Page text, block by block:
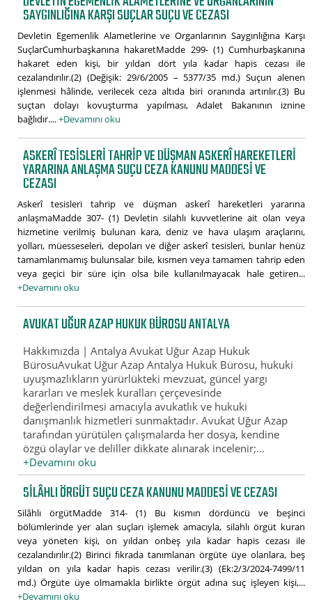
SAYGINLIĞINA KARŞI SUÇLAR SUÇU VE CEZASI
Devletin Egemenlik Alametlerine ve Organlarının Saygınlığına Karşı
SuçlarCumhurbaşkanına hakaretMadde 299- (1) Cumhurbaşkanına
hakaret eden kişi, bir yıldan dört yıla kadar hapis cezası ile
cezalandırılır.(2) (Değişik: 29/6/2005 – 5377/35 md.) Suçun alenen
işlenmesi hâlinde, verilecek ceza altıda biri oranında artırılır.(3) Bu
suçtan dolayı kovuşturma yapılması, Adalet Bakanının iznine
bağlıdır....+Devamını oku
ASKERÎ TESISLERI TAHRIP VE DÜŞMAN ASKERÎ HAREKETLERI
YARARINA ANLAŞMA SUÇU CEZA KANUNU MADDESI VE
CEZASI
Askerî tesisleri tahrip ve düşman askerî hareketleri yararına
anlaşmaMadde 307- (1) Devletin silahlı kuvvetlerine ait olan veya
hizmetine verilmiş bulunan kara, deniz ve hava ulaşım araçlarını,
yolları, müesseseleri, depoları ve diğer askerî tesisleri, bunlar henüz
tamamlanmamış bulunsalar bile, kısmen veya tamamen tahrip eden
veya geçici bir süre için olsa bile kullanılmayacak hale getiren...
+Devamını oku
AVUKAT UĞUR AZAP HUKUK BÜROSU ANTALYA
Hakkımızda | Antalya Avukat Uğur Azap Hukuk
BürosuAvukat Uğur Azap Antalya Hukuk Bürosu, hukuki
uyuşmazlıkların yürürlükteki mevzuat, güncel yargı
kararları ve meslek kuralları çerçevesinde
değerlendirilmesi amacıyla avukatlık ve hukuki
danışmanlık hizmetleri sunmaktadır. Avukat Uğur Azap
tarafından yürütülen çalışmalarda her dosya, kendine
özgü olaylar ve deliller dikkate alınarak incelenir;...
+Devamını oku
SILÂHLI ÖRGÜT SUÇU CEZA KANUNU MADDESI VE CEZASI
Silâhlı örgütMadde 314- (1) Bu kısmın dördüncü ve beşinci
bölümlerinde yer alan suçları işlemek amacıyla, silahlı örgüt kuran
veya yöneten kişi, on yıldan onbeş yıla kadar hapis cezası ile
cezalandırılır.(2) Birinci fıkrada tanımlanan örgüte üye olanlara, beş
yıldan on yıla kadar hapis cezası verilir.(3) (Ek:2/3/2024-7499/11
md.) Örgüte üye olmamakla birlikte örgüt adına suç işleyen kişi,...
+Devamını oku